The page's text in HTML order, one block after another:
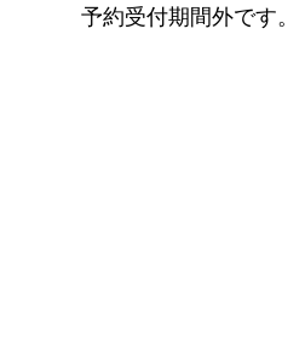
予約受付期間外です。